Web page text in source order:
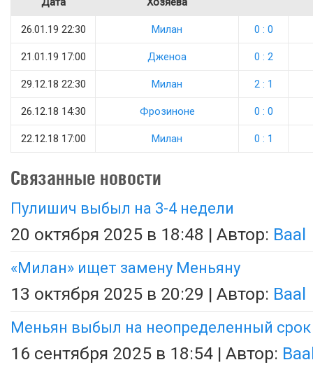
26.01.19 22:30 Милан 0 : 0
21.01.19 17:00 Дженоа 0 : 2
29.12.18 22:30 Милан 2 : 1
26.12.18 14:30 Фрозиноне 0 : 0
22.12.18 17:00 Милан 0 : 1
Связанные новости
Пулишич выбыл на 3-4 недели
20 октября 2025 в 18:48 | Автор: Baal
«Милан» ищет замену Меньяну
13 октября 2025 в 20:29 | Автор: Baal
Меньян выбыл на неопределенный срок
16 сентября 2025 в 18:54 | Автор: